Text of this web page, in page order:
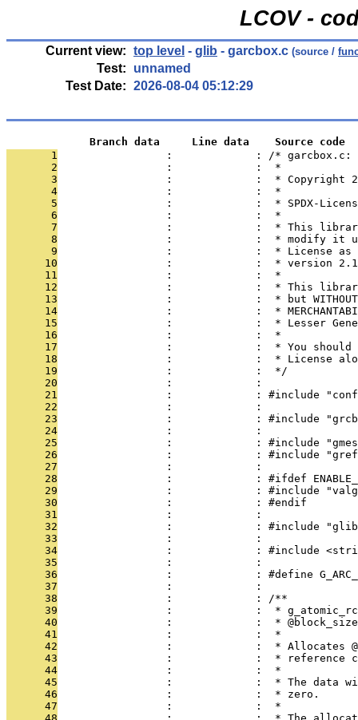
LCOV -
Current view: top level - glib - garcbox.c (source /
Test:
unnamed
Test Date: 2026-08-04 05:12:29
             Branch data     Line data    Source code
       1
:             : /*
       2
                 :             :  *
       3
:             :  * Copyright
       4
                 :             :  *
       5
:             :  * SPDX-
       6
                 :             :  *
       7
:             :  * This
       8
:             :  * modify it
       9
:             :  * License
      10
:             :  * version
      11
                 :             :  *
      12
:             :  * This
      13
:             :  * but
      14
:             :  *
      15
:             :  * Lesser
      16
                 :             :  *
      17
:             :  * You
      18
:             :  * License
      19
                 :             :  */
      20
                 :             :
      21
:             : #include
      22
                 :             :
      23
:             : #include
      24
                 :             :
      25
:             : #include
      26
:             : #include
      27
                 :             :
      28
:             : #ifdef
      29
:             : #include
      30
                 :             : #endif
      31
                 :             :
      32
:             : #include
      33
                 :             :
      34
:             : #include
      35
                 :             :
      36
:             : #define
      37
                 :             :
      38
                 :             : /**
      39
:             :  *
      40
:             :  *
      41
                 :             :  *
      42
:             :  * Allocates
      43
:             :  * reference
      44
                 :             :  *
      45
:             :  * The data
      46
                 :             :  * zero.
      47
                 :             :  *